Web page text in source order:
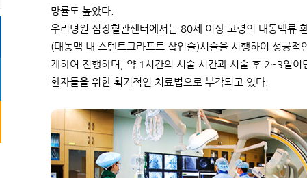
망률도 높았다.
우리병원 심장혈관센터에서는 80세 이상 고령의 대동맥류
(대동맥 내 스텐트그라프트 삽입술)시술을 시행하여 성공
개하여 진행하며, 약 1시간의 시술 시간과 시술 후 2~3일
환자들을 위한 획기적인 치료법으로 부각되고 있다.